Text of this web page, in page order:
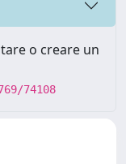
o creare un
74108